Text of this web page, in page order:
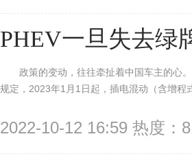
PHEV一旦失去绿
政策的变动，往往牵扯着中国车主的心
规定，2023年1月1日起，插电混动（含增
2022-10-12 16:59 热度：